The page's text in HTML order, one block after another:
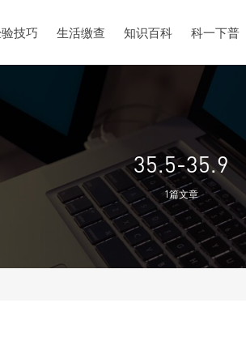
技巧 生活缴查 知识百科 科一下普
35.5-35.9
1篇文章